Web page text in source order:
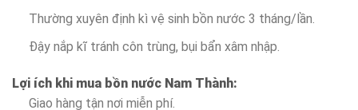
Thường xuyên định kì vệ sinh bồn nước 3 tháng/lần.
Đậy nắp kĩ tránh côn trùng, bụi bẩn xâm nhập.
Lợi ích khi mua bồn nước Nam Thành:
Giao hàng tận nơi miễn phí.